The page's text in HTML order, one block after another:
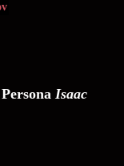
Isaac